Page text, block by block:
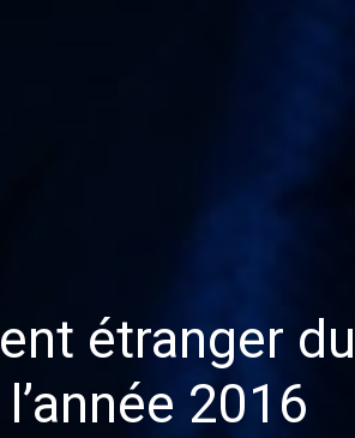
étranger
2016